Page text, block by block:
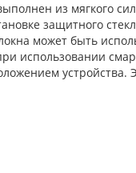
из мягкого
защитного
может быть
использовании